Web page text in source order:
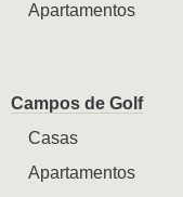
Apartamentos
Campos de Golf
Casas
Apartamentos